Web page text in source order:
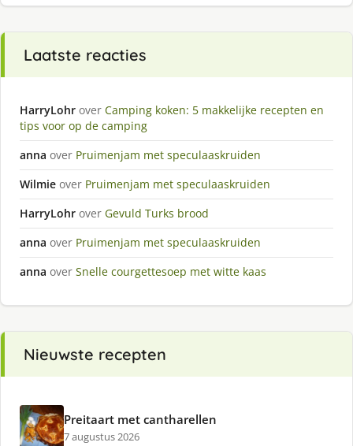
Laatste reacties
HarryLohr over Camping koken: 5 makkelijke recepten en
tips voor op de camping
anna over Pruimenjam met speculaaskruiden
Wilmie over Pruimenjam met speculaaskruiden
HarryLohr over Gevuld Turks brood
anna over Pruimenjam met speculaaskruiden
anna over Snelle courgettesoep met witte kaas
Nieuwste recepten
Preitaart met cantharellen
7 augustus 2026